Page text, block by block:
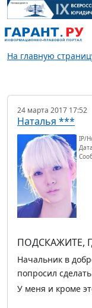
На главную
24 марта 2017 17:52
Наталья ***
IP/
ПОДСКАЖИТЕ,
Начальник в
попросил
У меня и кроме